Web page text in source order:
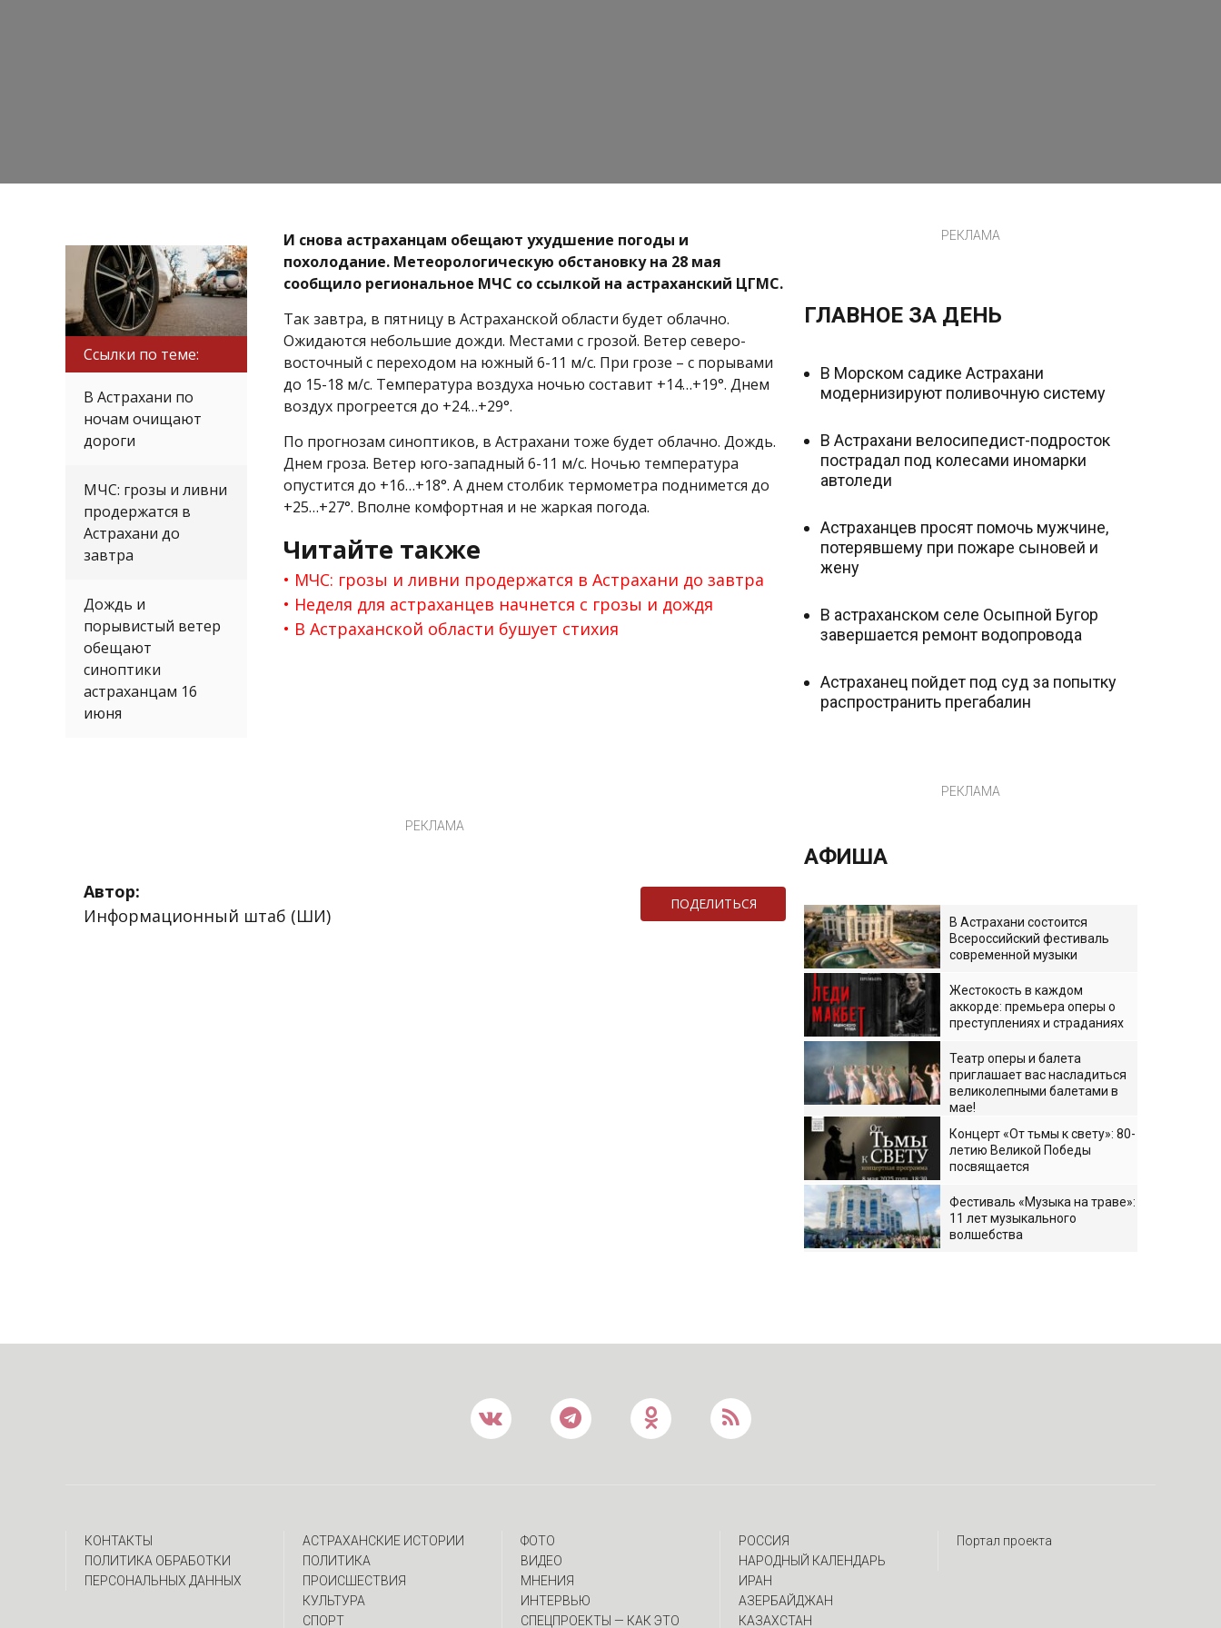
Ссылки по теме:
В Астрахани по
ночам очищают
дороги
МЧС: грозы и ливни
продержатся в
Астрахани до
завтра
Дождь и
порывистый ветер
обещают
синоптики
астраханцам 16
июня
И снова астраханцам обещают ухудшение погоды и
похолодание. Метеорологическую обстановку на 28 мая
сообщило региональное МЧС со ссылкой на астраханский ЦГМС.
Так завтра, в пятницу в Астраханской области будет облачно.
Ожидаются небольшие дожди. Местами с грозой. Ветер северо-
восточный с переходом на южный 6-11 м/с. При грозе – с порывами
до 15-18 м/с. Температура воздуха ночью составит +14…+19°. Днем
воздух прогреется до +24…+29°.
По прогнозам синоптиков, в Астрахани тоже будет облачно. Дождь.
Днем гроза. Ветер юго-западный 6-11 м/с. Ночью температура
опустится до +16…+18°. А днем столбик термометра поднимется до
+25…+27°. Вполне комфортная и не жаркая погода.
Читайте также
МЧС: грозы и ливни продержатся в Астрахани до завтра
Неделя для астраханцев начнется с грозы и дождя
В Астраханской области бушует стихия
РЕКЛАМА
Автор:
Информационный штаб (ШИ)
ПОДЕЛИТЬСЯ
РЕКЛАМА
ГЛАВНОЕ ЗА ДЕНЬ
В Морском садике Астрахани
модернизируют поливочную систему
В Астрахани велосипедист-подросток
пострадал под колесами иномарки
автоледи
Астраханцев просят помочь мужчине,
потерявшему при пожаре сыновей и
жену
В астраханском селе Осыпной Бугор
завершается ремонт водопровода
Астраханец пойдет под суд за попытку
распространить прегабалин
РЕКЛАМА
АФИША
В Астрахани состоится
Всероссийский фестиваль
современной музыки
Жестокость в каждом
аккорде: премьера оперы о
преступлениях и страданиях
Театр оперы и балета
приглашает вас насладиться
великолепными балетами в
мае!
Концерт «От тьмы к свету»: 80-
летию Великой Победы
посвящается
Фестиваль «Музыка на траве»:
11 лет музыкального
волшебства
КОНТАКТЫ
ПОЛИТИКА ОБРАБОТКИ
ПЕРСОНАЛЬНЫХ ДАННЫХ
АСТРАХАНСКИЕ ИСТОРИИ
ПОЛИТИКА
ПРОИСШЕСТВИЯ
КУЛЬТУРА
СПОРТ
ФОТО
ВИДЕО
МНЕНИЯ
ИНТЕРВЬЮ
CПЕЦПРОЕКТЫ — КАК ЭТО
РОССИЯ
НАРОДНЫЙ КАЛЕНДАРЬ
ИРАН
АЗЕРБАЙДЖАН
КАЗАХСТАН
Портал проекта